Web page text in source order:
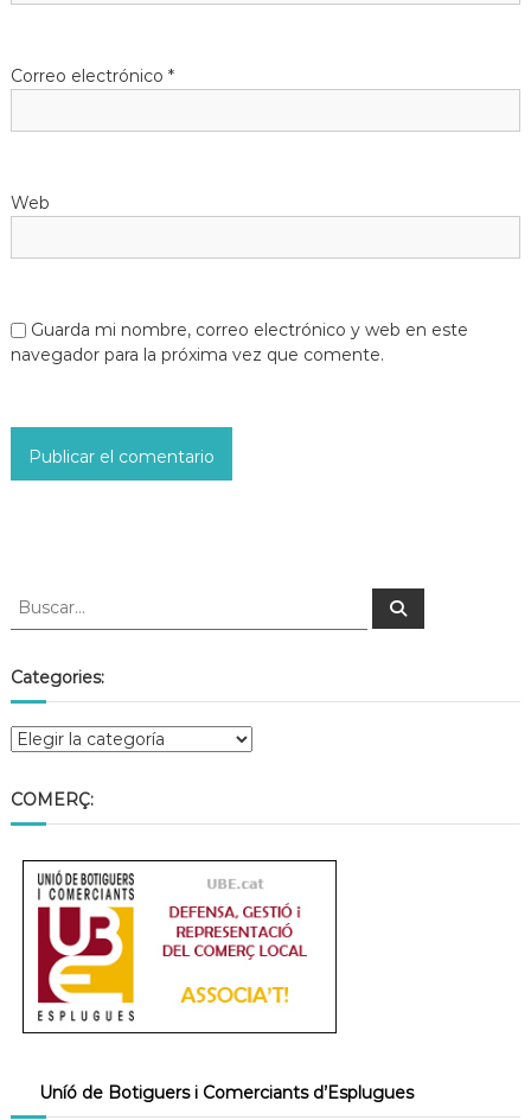
Correo electrónico *
Web
Guarda mi nombre, correo electrónico y web en este
navegador para la próxima vez que comente.
Categories:
COMERÇ:
Uníó de Botiguers i Comerciants d’Esplugues